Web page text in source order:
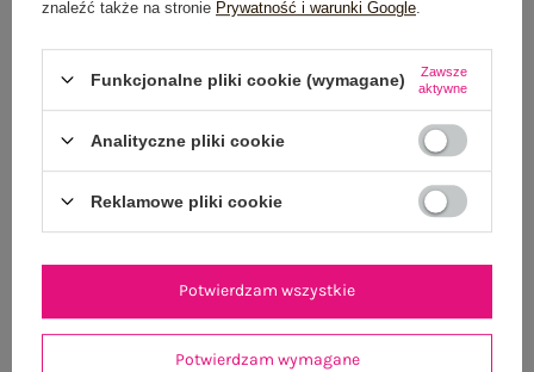
Do darmowej dostawy brakuje 200,00 zł
100 dni na zwrot
GŁÓWNE PARAMETRY
znaleźć także na stronie Prywatność i warunki Google
Funkcjonalne pliki cookie (wymagane) Zawsze
aktywne
Analityczne pliki cookie
Reklamowe pliki cookie
Potwierdzam wymagane
Potwierdzam wszystkie